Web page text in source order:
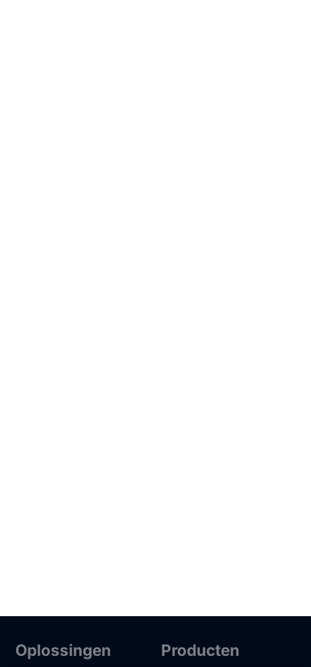
Oplossingen Producten